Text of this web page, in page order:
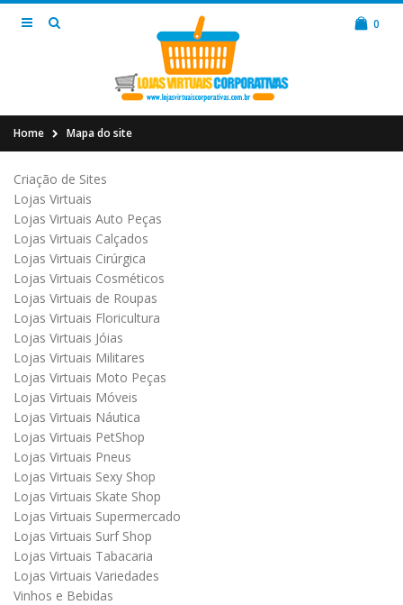
0
Home Mapa do site
Criação de Sites
Lojas Virtuais
Lojas Virtuais Auto Peças
Lojas Virtuais Calçados
Lojas Virtuais Cirúrgica
Lojas Virtuais Cosméticos
Lojas Virtuais de Roupas
Lojas Virtuais Floricultura
Lojas Virtuais Jóias
Lojas Virtuais Militares
Lojas Virtuais Moto Peças
Lojas Virtuais Móveis
Lojas Virtuais Náutica
Lojas Virtuais PetShop
Lojas Virtuais Pneus
Lojas Virtuais Sexy Shop
Lojas Virtuais Skate Shop
Lojas Virtuais Supermercado
Lojas Virtuais Surf Shop
Lojas Virtuais Tabacaria
Lojas Virtuais Variedades
Vinhos e Bebidas